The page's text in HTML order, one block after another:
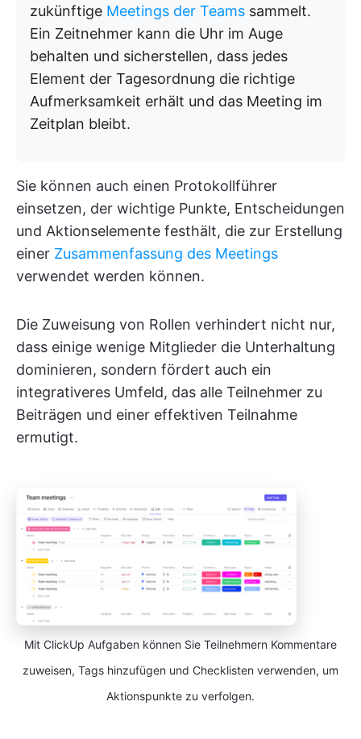
zukünftige Meetings der Teams sammelt.
Ein Zeitnehmer kann die Uhr im Auge
behalten und sicherstellen, dass jedes
Element der Tagesordnung die richtige
Aufmerksamkeit erhält und das Meeting im
Zeitplan bleibt.
Sie können auch einen Protokollführer
einsetzen, der wichtige Punkte, Entscheidungen
und Aktionselemente festhält, die zur Erstellung
einer Zusammenfassung des Meetings
verwendet werden können.
Die Zuweisung von Rollen verhindert nicht nur,
dass einige wenige Mitglieder die Unterhaltung
dominieren, sondern fördert auch ein
integrativeres Umfeld, das alle Teilnehmer zu
Beiträgen und einer effektiven Teilnahme
ermutigt.
Mit ClickUp Aufgaben können Sie Teilnehmern Kommentare
zuweisen, Tags hinzufügen und Checklisten verwenden, um
Aktionspunkte zu verfolgen.